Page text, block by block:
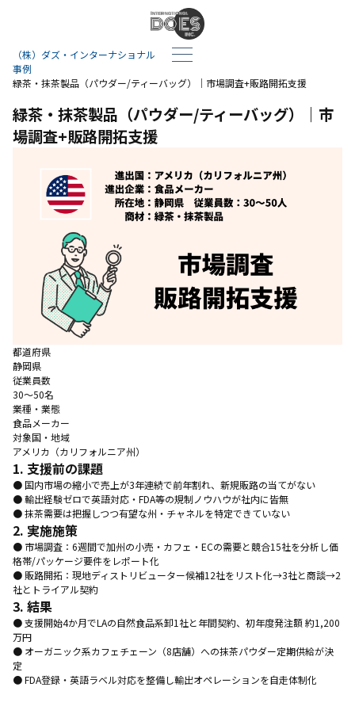
（株）ダズ・インターナショナル
事例
緑茶・抹茶製品（パウダー/ティーバッグ）｜市場調査+販路開拓支援
緑茶・抹茶製品（パウダー/ティーバッグ）｜市
場調査+販路開拓支援
都道府県
静岡県
従業員数
30〜50名
業種・業態
食品メーカー
対象国・地域
アメリカ（カリフォルニア州）
1. 支援前の課題
● 国内市場の縮小で売上が3年連続で前年割れ、新規販路の当てがない
● 輸出経験ゼロで英語対応・FDA等の規制ノウハウが社内に皆無
● 抹茶需要は把握しつつ有望な州・チャネルを特定できていない
2. 実施施策
● 市場調査：6週間で加州の小売・カフェ・ECの需要と競合15社を分析し価
格帯/パッケージ要件をレポート化
● 販路開拓：現地ディストリビューター候補12社をリスト化→3社と商談→2
社とトライアル契約
3. 結果
● 支援開始4か月でLAの自然食品系卸1社と年間契約、初年度発注額 約1,200
万円
● オーガニック系カフェチェーン（8店舗）への抹茶パウダー定期供給が決
定
● FDA登録・英語ラベル対応を整備し輸出オペレーションを自走体制化